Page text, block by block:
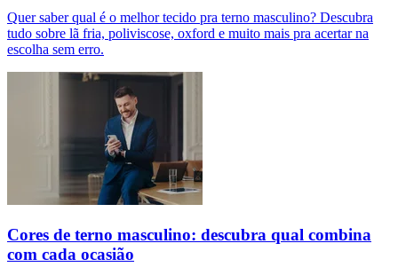
Quer saber qual é o melhor tecido pra terno masculino? Descubra
tudo sobre lã fria, poliviscose, oxford e muito mais pra acertar na
escolha sem erro.
Cores de terno masculino: descubra qual combina
com cada ocasião